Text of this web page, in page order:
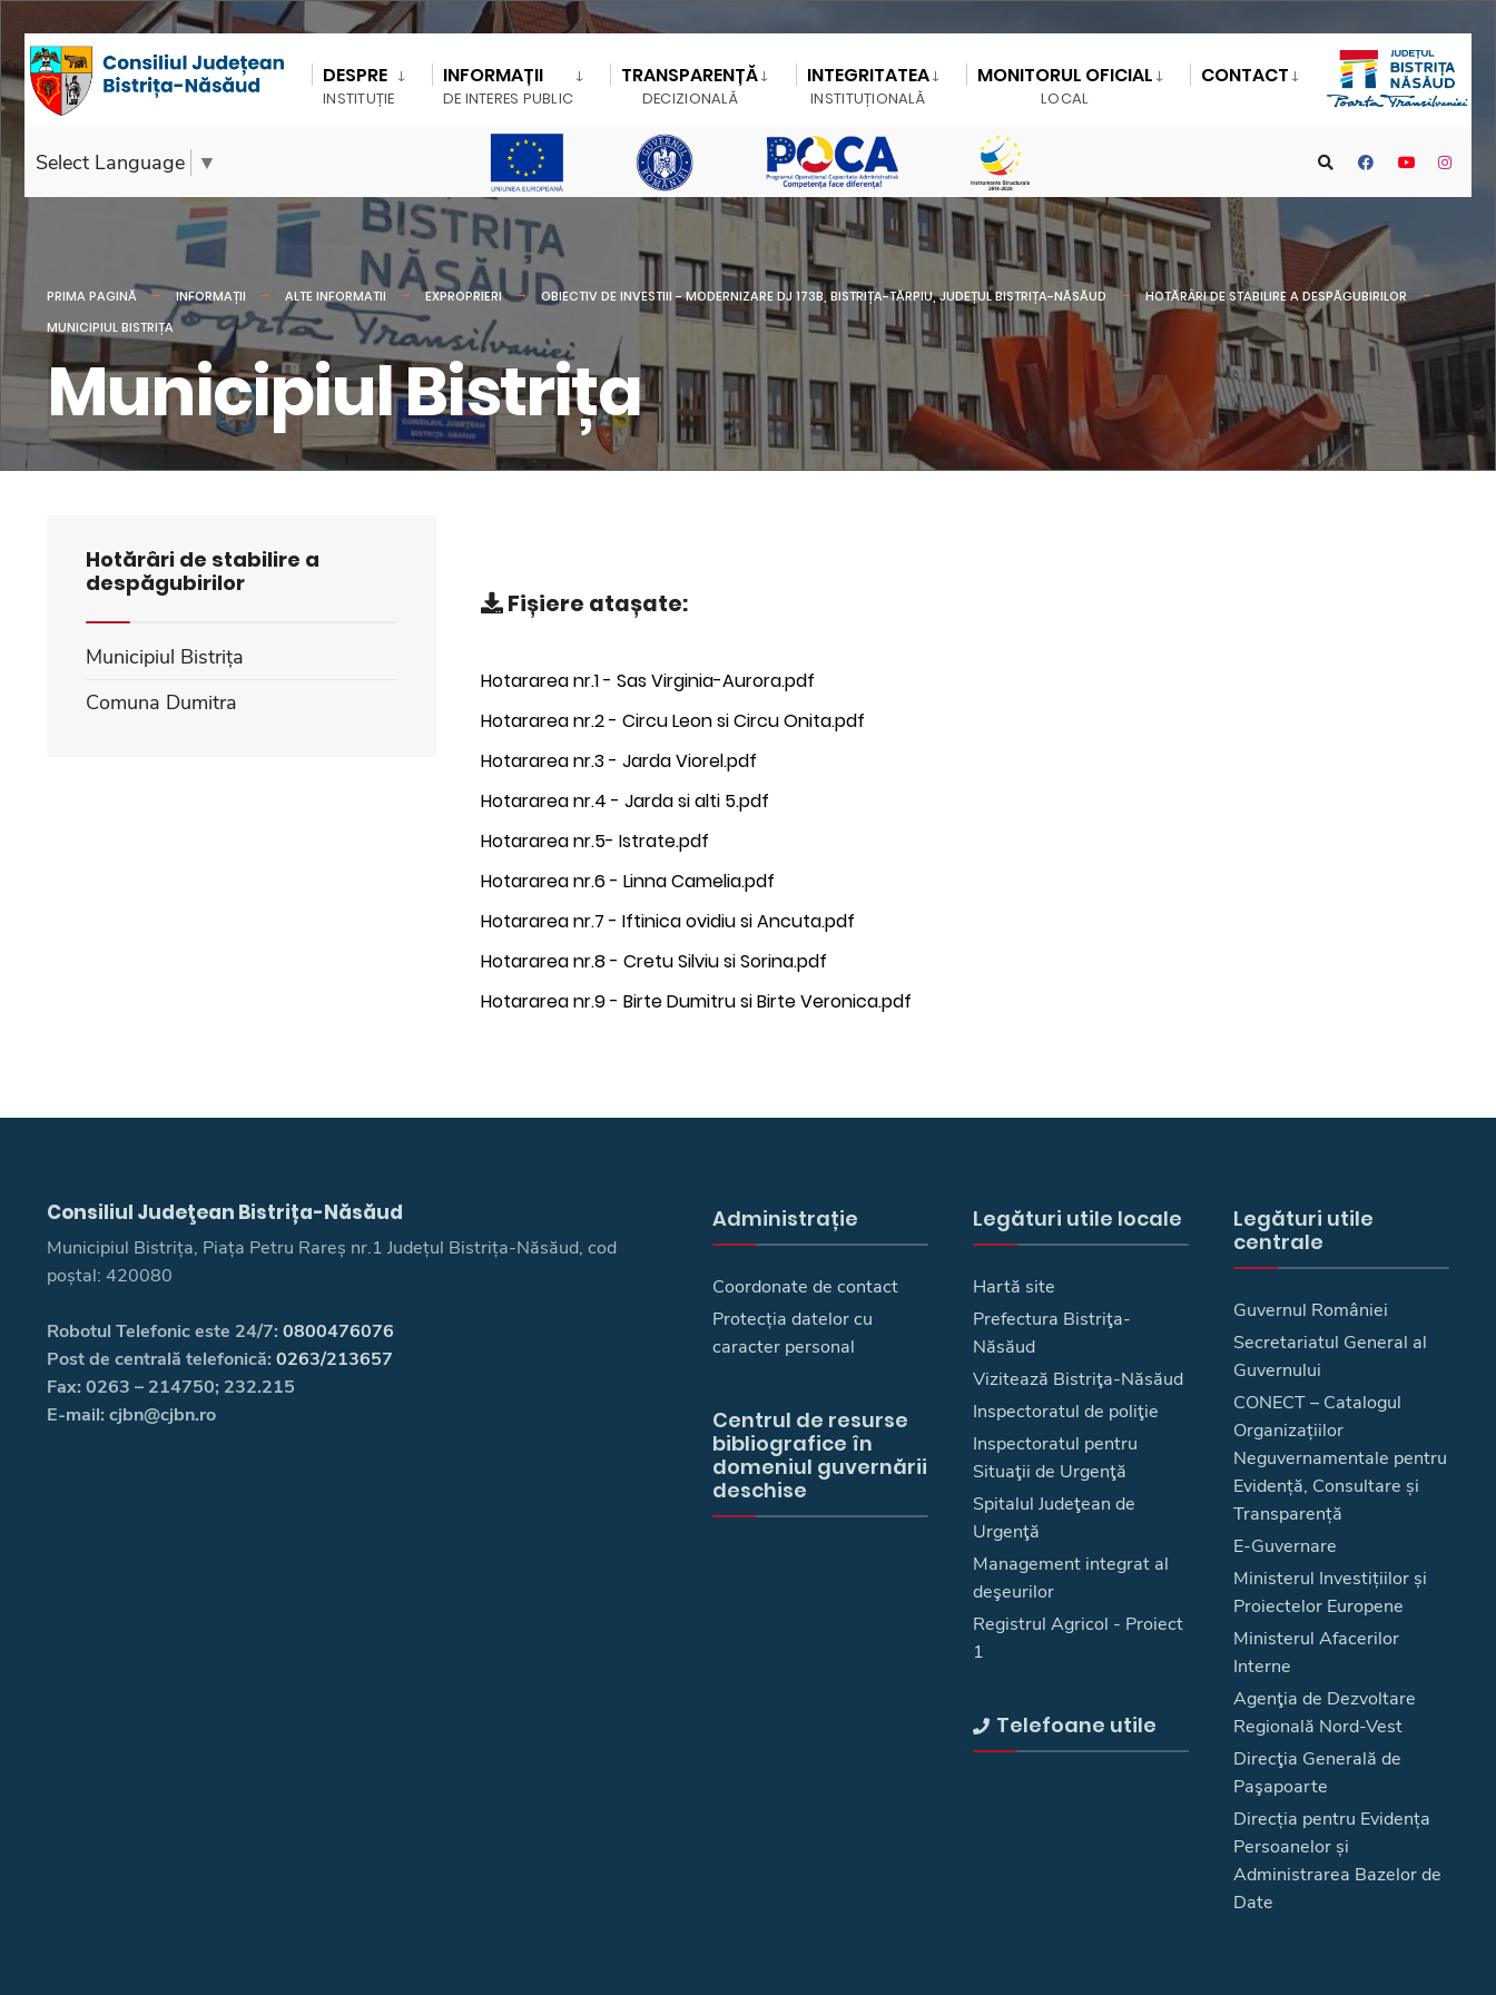
DESPRE
INSTITUȚIE
INFORMAȚII
DE INTERES PUBLIC
TRANSPARENȚĂ
DECIZIONALĂ
INTEGRITATEA
INSTITUȚIONALĂ
MONITORUL OFICIAL
LOCAL
CONTACT
Select Language ▼
PRIMA PAGINĂ INFORMAȚII ALTE INFORMATII EXPROPRIERI OBIECTIV DE INVESTIII - MODERNIZARE DJ 173B, BISTRIȚA-TĂRPIU, JUDEȚUL BISTRIȚA-NĂSĂUD
HOTĂRÂRI DE STABILIRE A DESPĂGUBIRILOR
MUNICIPIUL BISTRIȚA
Municipiul Bistrița
Fișiere atașate:
Hotararea nr.1 - Sas Virginia-Aurora.pdf
Hotararea nr.2 - Circu Leon si Circu Onita.pdf
Hotararea nr.3 - Jarda Viorel.pdf
Hotararea nr.4 - Jarda si alti 5.pdf
Hotararea nr.5- Istrate.pdf
Hotararea nr.6 - Linna Camelia.pdf
Hotararea nr.7 - Iftinica ovidiu si Ancuta.pdf
Hotararea nr.8 - Cretu Silviu si Sorina.pdf
Hotararea nr.9 - Birte Dumitru si Birte Veronica.pdf
Hotărâri de stabilire a
despăgubirilor
Municipiul Bistrița
Comuna Dumitra
Consiliul Judeţean Bistrița-Năsăud
Municipiul Bistrița, Piața Petru Rareș nr.1 Județul Bistrița-Năsăud, cod
poștal: 420080
Robotul Telefonic este 24/7: 0800476076
Post de centrală telefonică: 0263/213657
Fax: 0263 – 214750; 232.215
E-mail: cjbn@cjbn.ro
Administrație
Coordonate de contact
Protecția datelor cu
caracter personal
Centrul de resurse
bibliografice în
domeniul guvernării
deschise
Legături utile locale
Hartă site
Prefectura Bistriţa-
Năsăud
Vizitează Bistriţa-Năsăud
Inspectoratul de poliţie
Inspectoratul pentru
Situaţii de Urgenţă
Spitalul Judeţean de
Urgenţă
Management integrat al
deşeurilor
Registrul Agricol - Proiect
1
Telefoane utile
Legături utile
centrale
Guvernul României
Secretariatul General al
Guvernului
CONECT – Catalogul
Organizațiilor
Neguvernamentale pentru
Evidență, Consultare și
Transparență
E-Guvernare
Ministerul Investițiilor și
Proiectelor Europene
Ministerul Afacerilor
Interne
Agenţia de Dezvoltare
Regională Nord-Vest
Direcţia Generală de
Paşapoarte
Direcția pentru Evidența
Persoanelor și
Administrarea Bazelor de
Date